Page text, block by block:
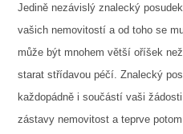
Jedině nezávislý znalecký
vašich nemovitostí a od toho se
může být mnohem větší oříšek
starat střídavou péčí. Znalecký
každopádně i součástí vaši
zástavy nemovitost a teprve